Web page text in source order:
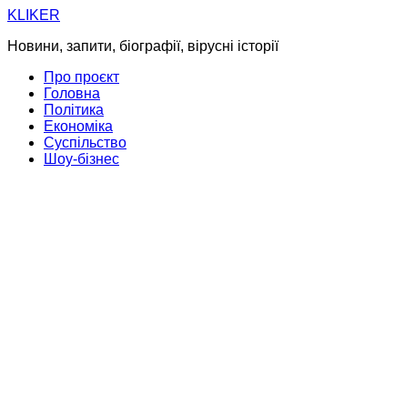
Skip
content
KLIKER
Новини, запити, біографії, вірусні історії
Про проєкт
Головна
Політика
Економіка
Суспільство
Шоу-бізнес